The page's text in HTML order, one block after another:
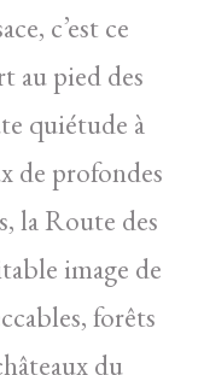
c’est ce
au pied des
quiétude à
de profondes
la Route des
image de
forêts
du